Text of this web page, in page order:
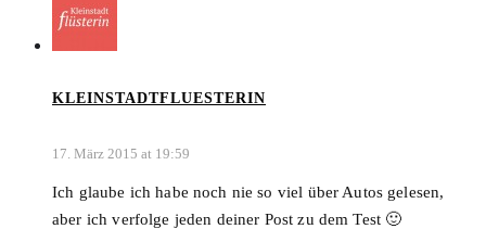
KLEINSTADTFLUESTERIN
17. März 2015 at 19:59
Ich glaube ich habe noch nie so viel über Autos gelesen,
aber ich verfolge jeden deiner Post zu dem Test 🙂